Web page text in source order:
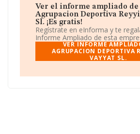
La sociedad Agrupacion Deportiva
, con NIF B22987101, tiene
Las Gardenias núm. 31, (28925),
Con los datos a disposición de
empresas pertenecientes al sector,
nacional la facturación alcanza la cifra
millones de euros y la media entre
información de la provincia
Ver el informe ampliado de
Agrupacion Deportiva
Sl. ¡Es gratis!
Regístrate en eInforma y te
Informe Ampliado de esta
VER INFORME
AGRUPACION DEPORTIVA
VAYYAT SL.